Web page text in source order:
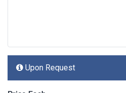
Upon Request